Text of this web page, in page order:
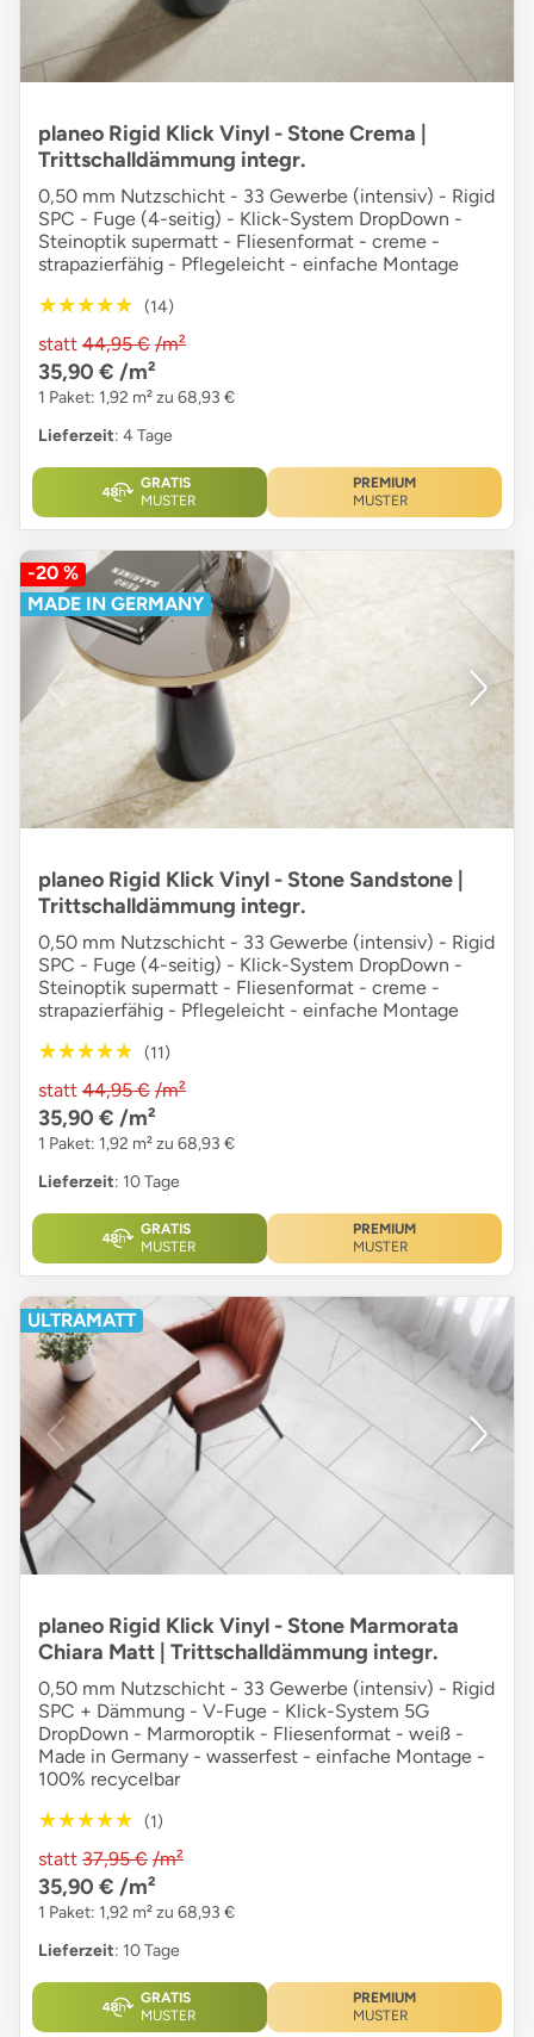
planeo Rigid Klick Vinyl - Stone Crema |
Trittschalldämmung integr.
0,50 mm Nutzschicht - 33 Gewerbe (intensiv) - Rigid
SPC - Fuge (4-seitig) - Klick-System DropDown -
Steinoptik supermatt - Fliesenformat - creme -
strapazierfähig - Pflegeleicht - einfache Montage
★★★★★
★★★★★ (14)
statt 44,95 € /m²
35,90 € /m²
1 Paket: 1,92 m² zu 68,93 €
Lieferzeit: 4 Tage
GRATIS
MUSTER
PREMIUM
MUSTER
-20 %
MADE IN GERMANY
planeo Rigid Klick Vinyl - Stone Sandstone |
Trittschalldämmung integr.
0,50 mm Nutzschicht - 33 Gewerbe (intensiv) - Rigid
SPC - Fuge (4-seitig) - Klick-System DropDown -
Steinoptik supermatt - Fliesenformat - creme -
strapazierfähig - Pflegeleicht - einfache Montage
★★★★★
★★★★★ (11)
statt 44,95 € /m²
35,90 € /m²
1 Paket: 1,92 m² zu 68,93 €
Lieferzeit: 10 Tage
GRATIS
MUSTER
PREMIUM
MUSTER
ULTRAMATT
planeo Rigid Klick Vinyl - Stone Marmorata
Chiara Matt | Trittschalldämmung integr.
0,50 mm Nutzschicht - 33 Gewerbe (intensiv) - Rigid
SPC + Dämmung - V-Fuge - Klick-System 5G
DropDown - Marmoroptik - Fliesenformat - weiß -
Made in Germany - wasserfest - einfache Montage -
100% recycelbar
★★★★★
★★★★★ (1)
statt 37,95 € /m²
35,90 € /m²
1 Paket: 1,92 m² zu 68,93 €
Lieferzeit: 10 Tage
GRATIS
MUSTER
PREMIUM
MUSTER